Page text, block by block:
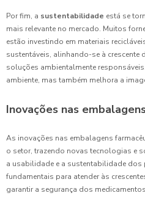
Por fim, a sustentabilidade está se
mais relevante no mercado. Muitos
estão investindo em materiais
sustentáveis, alinhando-se à
soluções ambientalmente
ambiente, mas também melhora a
Inovações nas
As inovações nas embalagens
o setor, trazendo novas tecnologias e
a usabilidade e a sustentabilidade
fundamentais para atender às
garantir a segurança dos